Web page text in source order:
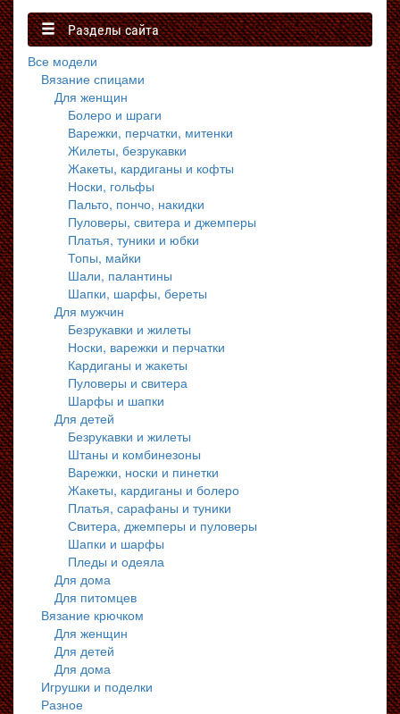
Разделы сайта
Все модели
Вязание спицами
Для женщин
Болеро и шраги
Варежки, перчатки, митенки
Жилеты, безрукавки
Жакеты, кардиганы и кофты
Носки, гольфы
Пальто, пончо, накидки
Пуловеры, свитера и джемперы
Платья, туники и юбки
Топы, майки
Шали, палантины
Шапки, шарфы, береты
Для мужчин
Безрукавки и жилеты
Носки, варежки и перчатки
Кардиганы и жакеты
Пуловеры и свитера
Шарфы и шапки
Для детей
Безрукавки и жилеты
Штаны и комбинезоны
Варежки, носки и пинетки
Жакеты, кардиганы и болеро
Платья, сарафаны и туники
Свитера, джемперы и пуловеры
Шапки и шарфы
Пледы и одеяла
Для дома
Для питомцев
Вязание крючком
Для женщин
Для детей
Для дома
Игрушки и поделки
Разное